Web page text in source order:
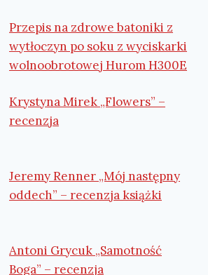
Przepis na zdrowe batoniki z
wytłoczyn po soku z wyciskarki
wolnoobrotowej Hurom H300E
Krystyna Mirek „Flowers” –
recenzja
Jeremy Renner „Mój następny
oddech” – recenzja książki
Antoni Grycuk „Samotność
Boga” – recenzja